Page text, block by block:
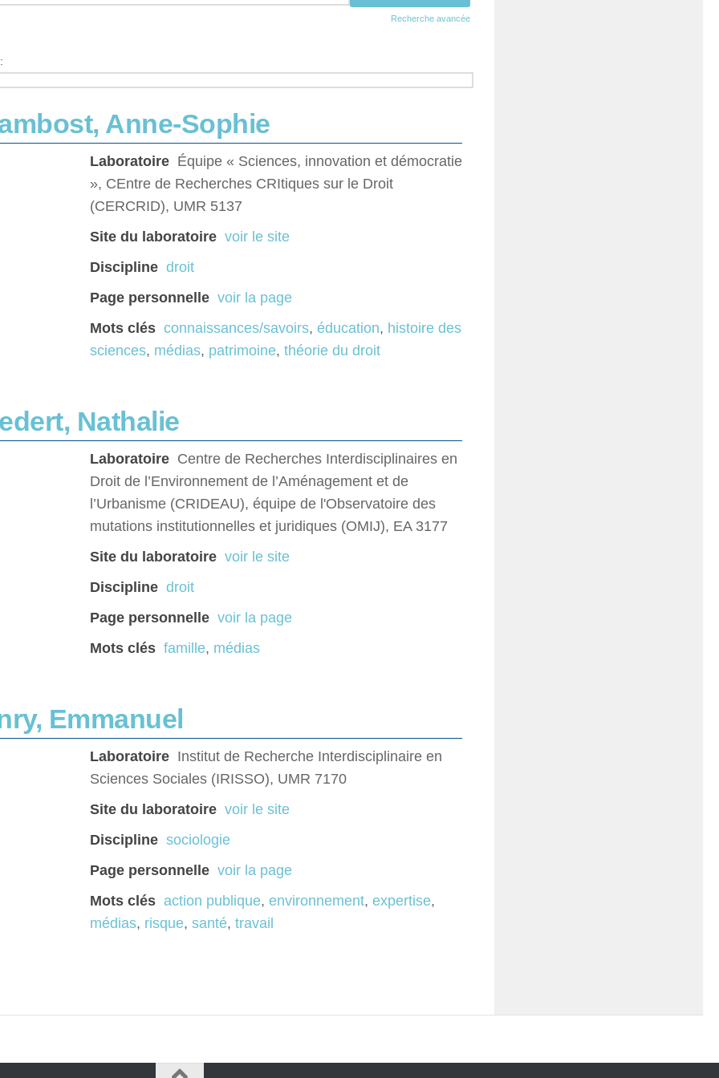
Recherche avancée
Anne-Sophie
Laboratoire Équipe « Sciences, innovation et démocratie
», CEntre de Recherches CRItiques sur le Droit
(CERCRID), UMR 5137
Site du laboratoire voir le site
Discipline droit
Page personnelle voir la page
Mots clés connaissances/savoirs, éducation, histoire des
sciences, médias, patrimoine, théorie du droit
Nathalie
Laboratoire Centre de Recherches Interdisciplinaires en
Droit de l’Environnement de l’Aménagement et de
l’Urbanisme (CRIDEAU), équipe de l'Observatoire des
mutations institutionnelles et juridiques (OMIJ), EA 3177
Site du laboratoire voir le site
Discipline droit
Page personnelle voir la page
Mots clés famille, médias
Emmanuel
Laboratoire Institut de Recherche Interdisciplinaire en
Sciences Sociales (IRISSO), UMR 7170
Site du laboratoire voir le site
Discipline sociologie
Page personnelle voir la page
Mots clés action publique, environnement, expertise,
médias, risque, santé, travail